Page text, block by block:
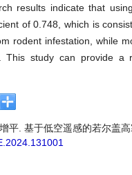
results indicate that
of 0.748, which is
rodent infestation, while
This study can provide a
平. 基于低空遥感的若尔盖